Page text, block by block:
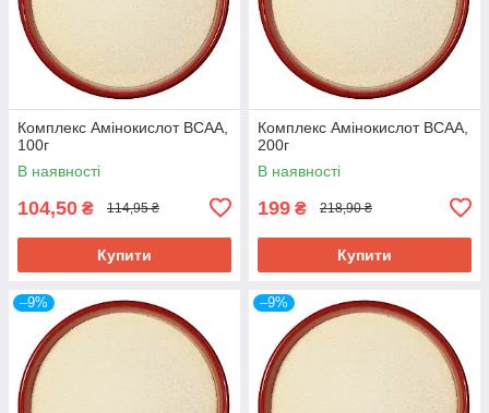
Комплекс Амінокислот ВСАА,
100г
В наявності
104,50 ₴ 114,95 ₴
Купити
Комплекс Амінокислот ВСАА,
200г
В наявності
199 ₴ 218,90 ₴
Купити
–9% –9%